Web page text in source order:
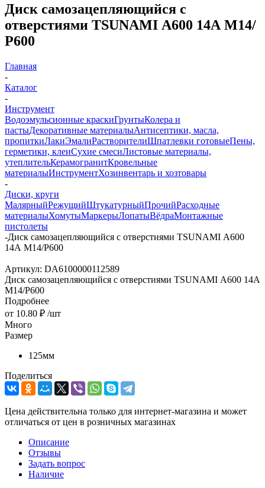
Диск самозацепляющийся с
отверстиями TSUNAMI А600 14А М14/
Р600
Главная
-
Каталог
-
Инструмент
Водоэмульсионные краскиГрунтыКолера и
пастыДекоративные материалыАнтисептики, масла,
пропиткиЛакиЭмалиРастворителиШпатлевки готовыеПены,
герметики, клеиСухие смесиЛистовые материалы,
утеплительКерамогранитКровельные
материалыИнструментХозинвентарь и хозтовары
-
Диски, круги
МалярныйРежущийШтукатурныйПрочийРасходные
материалыХомутыМаркерыЛопатыВёдраМонтажные
пистолеты
-Диск самозацепляющийся с отверстиями TSUNAMI А600
14А М14/Р600
Артикул: DA6100000112589
Диск самозацепляющийся с отверстиями TSUNAMI А600 14А
М14/Р600
Подробнее
от 10.80 ₽ /шт
Много
Размер
125мм
Поделиться
Цена действительна только для интернет-магазина и может
отличаться от цен в розничных магазинах
Описание
Отзывы
Задать вопрос
Наличие